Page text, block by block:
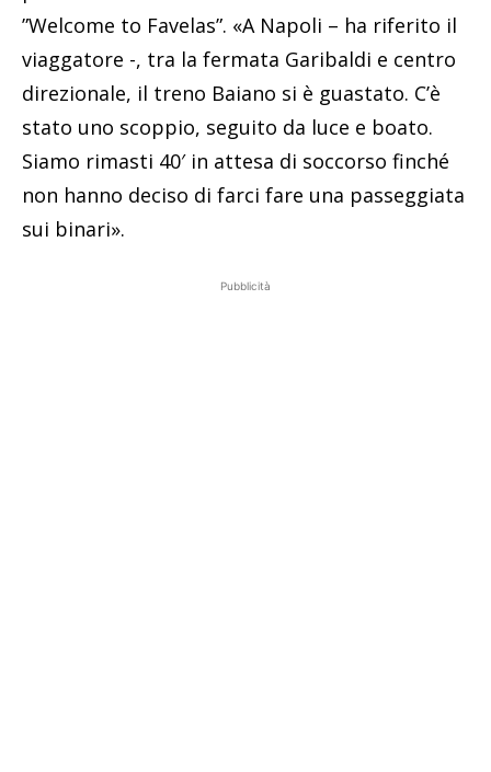
”Welcome to Favelas”. «A Napoli – ha riferito il
viaggatore -, tra la fermata Garibaldi e centro
direzionale, il treno Baiano si è guastato. C’è
stato uno scoppio, seguito da luce e boato.
Siamo rimasti 40′ in attesa di soccorso finché
non hanno deciso di farci fare una passeggiata
sui binari».
Pubblicità